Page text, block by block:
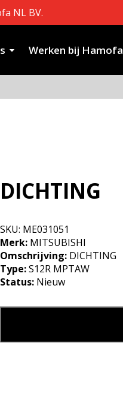
NL BV.
Werken bij Hamofa
DICHTING
SKU: ME031051
Merk: MITSUBISHI
Omschrijving: DICHTING
Type:S12R MPTAW
Status: Nieuw